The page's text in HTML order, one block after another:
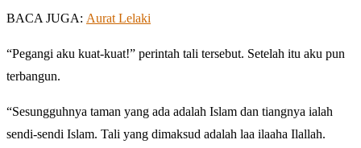
BACA JUGA: Aurat Lelaki
“Pegangi aku kuat-kuat!” perintah tali tersebut. Setelah itu aku pun
terbangun.
“Sesungguhnya taman yang ada adalah Islam dan tiangnya ialah
sendi-sendi Islam. Tali yang dimaksud adalah laa ilaaha Ilallah.